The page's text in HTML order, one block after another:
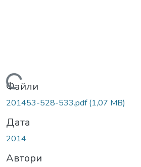
Вантажиться...
Файли
201453-528-533.pdf(1,07 MB)
Дата
2014
Автори